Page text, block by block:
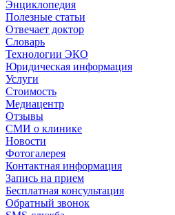
Энциклопедия
Полезные статьи
Отвечает доктор
Словарь
Технологии ЭКО
Юридическая информация
Услуги
Стоимость
Медиацентр
Отзывы
СМИ о клинике
Новости
Фотогалерея
Контактная информация
Запись на прием
Бесплатная консультация
Обратный звонок